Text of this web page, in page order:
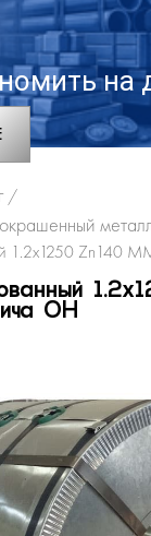
на
/
1.2х1250 Zn140
ОН